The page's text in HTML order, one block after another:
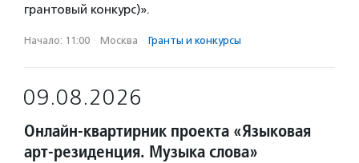
грантовый конкурс)».
Начало: 11:00 · Москва · Гранты и конкурсы
09.08.2026
Онлайн-квартирник проекта «Языковая
арт-резиденция. Музыка слова»